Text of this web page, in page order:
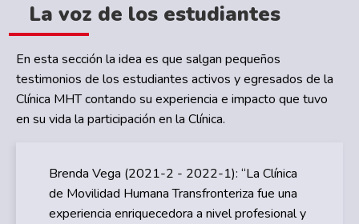
La voz de los estudiantes
En esta sección la idea es que salgan pequeños
testimonios de los estudiantes activos y egresados de la
Clínica MHT contando su experiencia e impacto que tuvo
en su vida la participación en la Clínica.
Brenda Vega (2021-2 - 2022-1): “La Clínica
de Movilidad Humana Transfronteriza fue una
experiencia enriquecedora a nivel profesional y